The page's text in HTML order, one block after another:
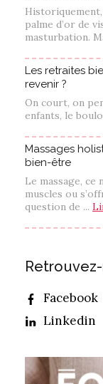
palme d’or de
masturbation.
Les retraites
revenir ?
On court, on
enfants, le
Massages
bien-être
Le massage, ce
muscles ou
question de ...
Facebook
Linkedin